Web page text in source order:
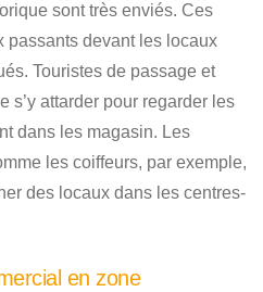
sont très enviés. Ces
passants devant les locaux
Touristes de passage et
s’y attarder pour regarder les
dans les magasin. Les
les coiffeurs, par exemple,
des locaux dans les centres-
en zone